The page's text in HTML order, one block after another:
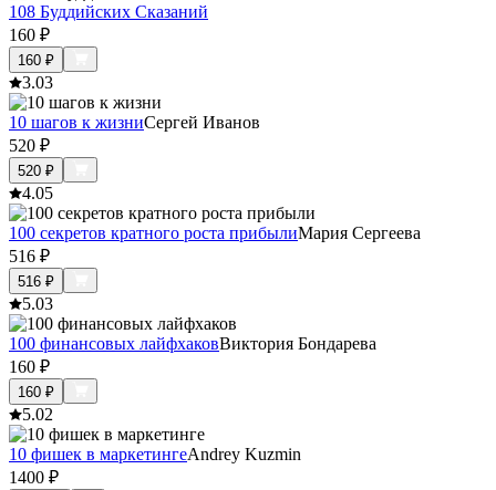
108 Буддийских Сказаний
160 ₽
160 ₽
3.03
10 шагов к жизниСергей Иванов
520 ₽
520 ₽
4.05
100 секретов кратного роста прибылиМария Сергеева
516 ₽
516 ₽
5.03
100 финансовых лайфхаковВиктория Бондарева
160 ₽
160 ₽
5.02
10 фишек в маркетингеAndrey Kuzmin
1400 ₽